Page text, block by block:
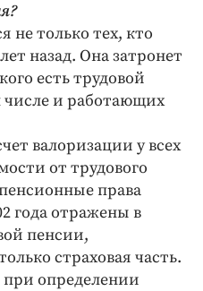
не только тех, кто
назад. Она затронет
есть трудовой
числе и работающих
валоризации у всех
от трудового
права
года отражены в
пенсии,
страховая часть.
определении